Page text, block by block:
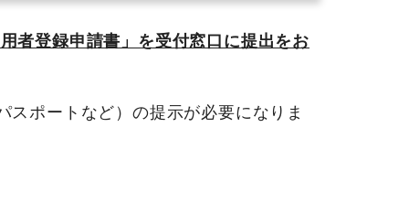
者登録申請書」を受付窓口に提出をお
ポートなど）の提示が必要になりま